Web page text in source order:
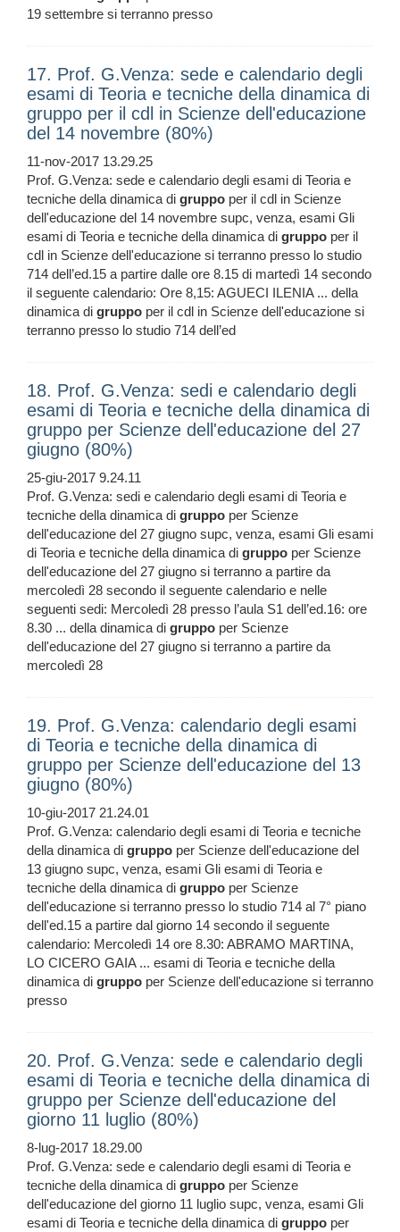
19 settembre si terranno presso
17. Prof. G.Venza: sede e calendario degli
esami di Teoria e tecniche della dinamica di
gruppo per il cdl in Scienze dell'educazione
del 14 novembre (80%)
11-nov-2017 13.29.25
Prof. G.Venza: sede e calendario degli esami di Teoria e
tecniche della dinamica di gruppo per il cdl in Scienze
dell'educazione del 14 novembre supc, venza, esami Gli
esami di Teoria e tecniche della dinamica di gruppo per il
cdl in Scienze dell'educazione si terranno presso lo studio
714 dell’ed.15 a partire dalle ore 8.15 di martedì 14 secondo
il seguente calendario: Ore 8,15: AGUECI ILENIA ... della
dinamica di gruppo per il cdl in Scienze dell'educazione si
terranno presso lo studio 714 dell’ed
18. Prof. G.Venza: sedi e calendario degli
esami di Teoria e tecniche della dinamica di
gruppo per Scienze dell'educazione del 27
giugno (80%)
25-giu-2017 9.24.11
Prof. G.Venza: sedi e calendario degli esami di Teoria e
tecniche della dinamica di gruppo per Scienze
dell'educazione del 27 giugno supc, venza, esami Gli esami
di Teoria e tecniche della dinamica di gruppo per Scienze
dell'educazione del 27 giugno si terranno a partire da
mercoledì 28 secondo il seguente calendario e nelle
seguenti sedi: Mercoledì 28 presso l’aula S1 dell’ed.16: ore
8.30 ... della dinamica di gruppo per Scienze
dell'educazione del 27 giugno si terranno a partire da
mercoledì 28
19. Prof. G.Venza: calendario degli esami
di Teoria e tecniche della dinamica di
gruppo per Scienze dell'educazione del 13
giugno (80%)
10-giu-2017 21.24.01
Prof. G.Venza: calendario degli esami di Teoria e tecniche
della dinamica di gruppo per Scienze dell'educazione del
13 giugno supc, venza, esami Gli esami di Teoria e
tecniche della dinamica di gruppo per Scienze
dell'educazione si terranno presso lo studio 714 al 7° piano
dell'ed.15 a partire dal giorno 14 secondo il seguente
calendario: Mercoledì 14 ore 8.30: ABRAMO MARTINA,
LO CICERO GAIA ... esami di Teoria e tecniche della
dinamica di gruppo per Scienze dell'educazione si terranno
presso
20. Prof. G.Venza: sede e calendario degli
esami di Teoria e tecniche della dinamica di
gruppo per Scienze dell'educazione del
giorno 11 luglio (80%)
8-lug-2017 18.29.00
Prof. G.Venza: sede e calendario degli esami di Teoria e
tecniche della dinamica di gruppo per Scienze
dell'educazione del giorno 11 luglio supc, venza, esami Gli
esami di Teoria e tecniche della dinamica di gruppo per